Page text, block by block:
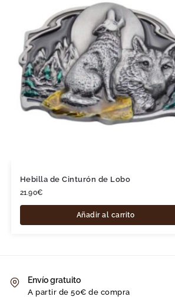
Hebilla de Cinturón de Lobo
21.90€
Añadir al carrito
Envío gratuito
A partir de 50€ de compra